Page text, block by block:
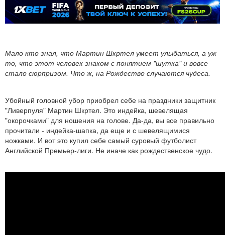
Мало кто знал, что Мартин Шкртел умеет улыбаться, а уж
то, что этот человек знаком с понятием "шутка" и вовсе
стало сюрпризом. Что ж, на Рождество случаются чудеса.
Убойный головной убор приобрел себе на праздники защитник
"Ливерпуля" Мартин Шкртел. Это индейка, шевелящая
"окорочками" для ношения на голове. Да-да, вы все правильно
прочитали - индейка-шапка, да еще и с шевелящимися
ножками. И вот это купил себе самый суровый футболист
Английской Премьер-лиги. Не иначе как рождественское чудо.